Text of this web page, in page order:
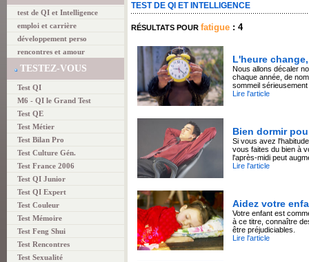
test de QI et Intelligence
emploi et carrière
développement perso
rencontres et amour
TESTEZ-VOUS
Test QI
M6 - QI le Grand Test
Test QE
Test Métier
Test Bilan Pro
Test Culture Gén.
Test France 2006
Test QI Junior
Test QI Expert
Test Couleur
Test Mémoire
Test Feng Shui
Test Rencontres
Test Sexualité
TEST DE QI ET INTELLIGENCE
RÉSULTATS POUR fatigue : 4
L'heure
Nous allons décaler
chaque année, de
sommeil
Lire l'article
Bien dormir
Si vous avez
vous faites du bien à
l'après-midi peut
Lire l'article
Aidez votre
Votre enfant est
à ce titre, connaître
être préjudiciables.
Lire l'article